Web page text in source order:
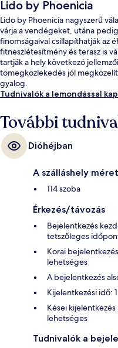
Lido by Phoenicia
Lido by Phoenicia nagyszerű
várja a vendégeket, utána
finomságaival csillapíthatják az
fitneszlétesítmény és terasz is
tartják a hely következó
tömegközlekedés jól
gyalog.
Tudnivalók a lemondással
További
Dióhéjban
A szálláshely
114 szoba
Érkezés/távozás
Bejelentkezés
tetszőleges
Korai
lehetséges
A bejelentkezés
Kijelentkezési idő:
Kései
lehetséges
Tudnivalók a